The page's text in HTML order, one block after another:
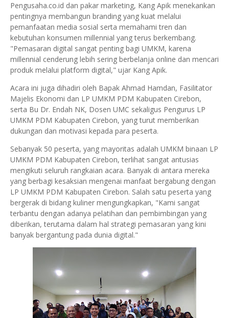
Pengusaha.co.id dan pakar marketing, Kang Apik menekankan
pentingnya membangun branding yang kuat melalui
pemanfaatan media sosial serta memahami tren dan
kebutuhan konsumen millennial yang terus berkembang.
"Pemasaran digital sangat penting bagi UMKM, karena
millennial cenderung lebih sering berbelanja online dan mencari
produk melalui platform digital," ujar Kang Apik.
Acara ini juga dihadiri oleh Bapak Ahmad Hamdan, Fasilitator
Majelis Ekonomi dan LP UMKM PDM Kabupaten Cirebon,
serta Bu Dr. Endah NK, Dosen UMC sekaligus Pengurus LP
UMKM PDM Kabupaten Cirebon, yang turut memberikan
dukungan dan motivasi kepada para peserta.
Sebanyak 50 peserta, yang mayoritas adalah UMKM binaan LP
UMKM PDM Kabupaten Cirebon, terlihat sangat antusias
mengikuti seluruh rangkaian acara. Banyak di antara mereka
yang berbagi kesaksian mengenai manfaat bergabung dengan
LP UMKM PDM Kabupaten Cirebon. Salah satu peserta yang
bergerak di bidang kuliner mengungkapkan, "Kami sangat
terbantu dengan adanya pelatihan dan pembimbingan yang
diberikan, terutama dalam hal strategi pemasaran yang kini
banyak bergantung pada dunia digital."